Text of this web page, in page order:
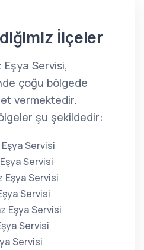
İlçeler
Eşya Servisi,
çoğu bölgede
vermektedir.
şu şekildedir:
Servisi
Servisi
Eşya Servisi
Servisi
Eşya Servisi
Servisi
Servisi